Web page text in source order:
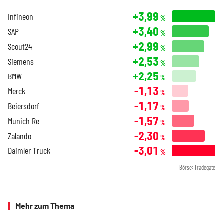
Infineon +3,99 %
SAP +3,40 %
Scout24 +2,99 %
Siemens +2,53 %
BMW +2,25 %
Merck -1,13 %
Beiersdorf -1,17 %
Munich Re -1,57 %
Zalando -2,30 %
Daimler Truck -3,01 %
Börse: Tradegate
Mehr zum Thema